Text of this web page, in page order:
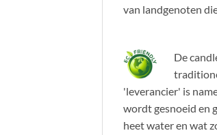
van landgenoten
De
'leverancier' is
wordt gesnoeid en
heet water en wat